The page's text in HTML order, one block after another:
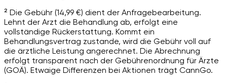
² Die Gebühr (14,99 €) dient der Anfragebearbeitung.
Lehnt der Arzt die Behandlung ab, erfolgt eine
vollständige Rückerstattung. Kommt ein
Behandlungsvertrag zustande, wird die Gebühr voll auf
die ärztliche Leistung angerechnet. Die Abrechnung
erfolgt transparent nach der Gebührenordnung für Ärzte
(GOÄ). Etwaige Differenzen bei Aktionen trägt CannGo.